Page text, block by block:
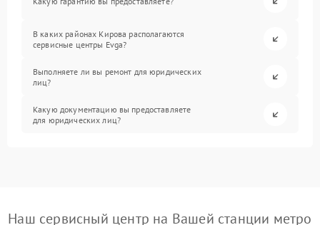
В каких районах Кирова располагаются
сервисные центры Evga?
Выполняете ли вы ремонт для юридических
лиц?
Какую документацию вы предоставляете
для юридических лиц?
Наш сервисный центр на Вашей станции метро